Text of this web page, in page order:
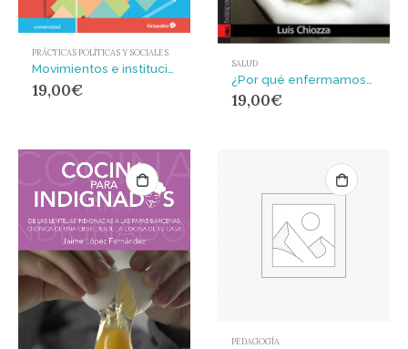
PRÁCTICAS POLÍTICAS Y SOCIALES
19,00€
SALUD
19,00€
PEDAGOGÍA